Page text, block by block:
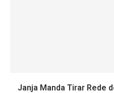
Janja Manda Tirar Rede